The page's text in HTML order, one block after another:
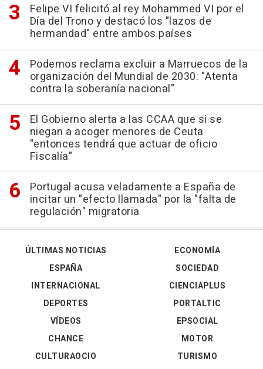
Felipe VI felicitó al rey Mohammed VI por el
Día del Trono y destacó los "lazos de
hermandad" entre ambos países
Podemos reclama excluir a Marruecos de la
organización del Mundial de 2030: "Atenta
contra la soberanía nacional"
El Gobierno alerta a las CCAA que si se
niegan a acoger menores de Ceuta
"entonces tendrá que actuar de oficio
Fiscalía"
Portugal acusa veladamente a España de
incitar un "efecto llamada" por la "falta de
regulación" migratoria
ÚLTIMAS NOTICIAS
ESPAÑA
INTERNACIONAL
DEPORTES
VÍDEOS
ECONOMÍA
SOCIEDAD
CIENCIAPLUS
PORTALTIC
EPSOCIAL
CHANCE
CULTURAOCIO
MOTOR
TURISMO